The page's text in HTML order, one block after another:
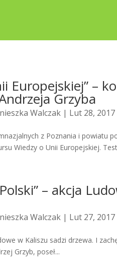
Europejskiej” –
Grzyba
Walczak | Lut 28, 2017
z Poznania i powiatu
Wiedzy o Unii Europejskiej.
– akcja
Walczak | Lut 27, 2017
w Kaliszu sadzi drzewa. I
Grzyb, poseł...